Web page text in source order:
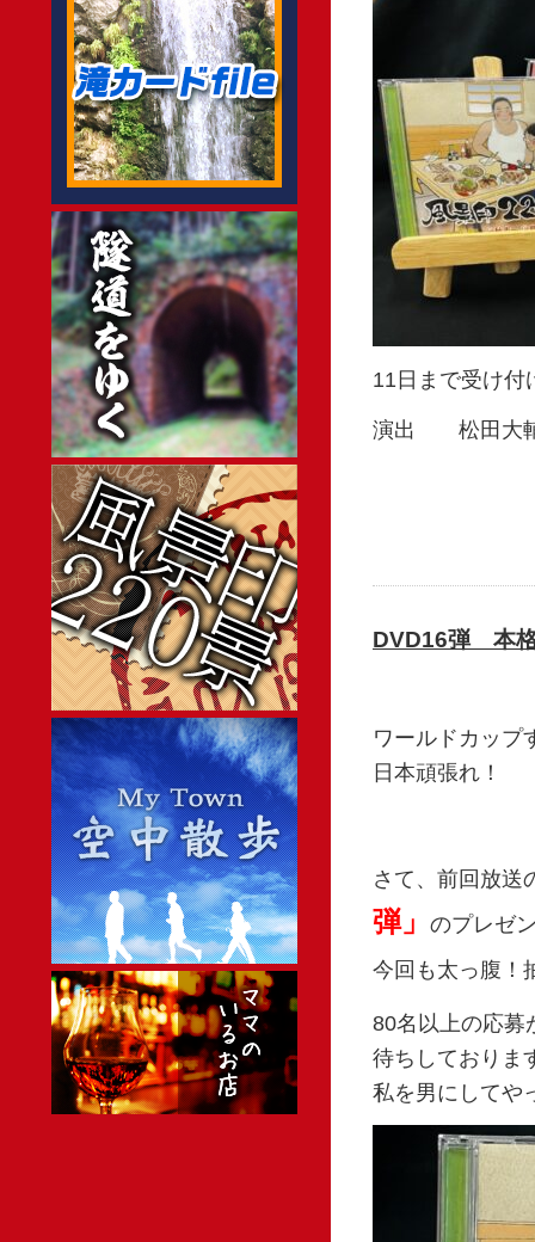
11日まで受け付
演出 松田大
DVD16弾 本
ワールドカップ
日本頑張れ！
さて、前回放送
弾」
のプレゼ
今回も太っ腹！
80名以上の応募
待ちしておりま
私を男にしてや